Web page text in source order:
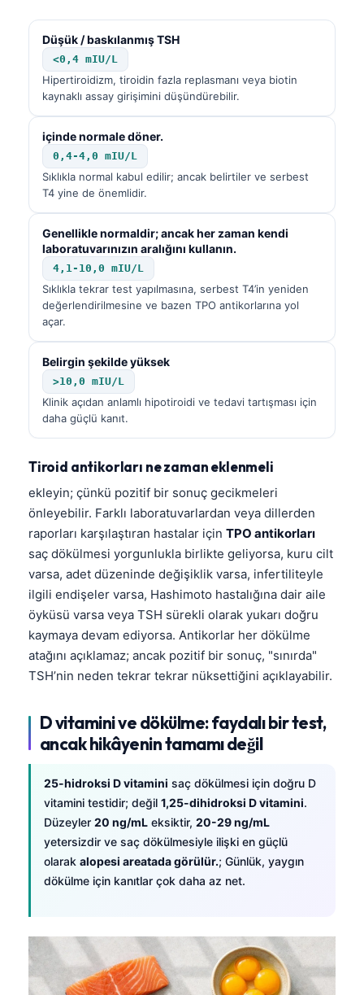
Düşük / baskılanmış TSH
<0,4 mIU/L
Hipertiroidizm, tiroidin fazla replasmanı veya biotin
kaynaklı assay girişimini düşündürebilir.
içinde normale döner.
0,4-4,0 mIU/L
Sıklıkla normal kabul edilir; ancak belirtiler ve serbest
T4 yine de önemlidir.
Genellikle normaldir; ancak her zaman kendi
laboratuvarınızın aralığını kullanın.
4,1-10,0 mIU/L
Sıklıkla tekrar test yapılmasına, serbest T4’in yeniden
değerlendirilmesine ve bazen TPO antikorlarına yol
açar.
Belirgin şekilde yüksek
>10,0 mIU/L
Klinik açıdan anlamlı hipotiroidi ve tedavi tartışması için
daha güçlü kanıt.
Tiroid antikorları ne zaman eklenmeli
ekleyin; çünkü pozitif bir sonuç gecikmeleri
önleyebilir. Farklı laboratuvarlardan veya dillerden
raporları karşılaştıran hastalar için TPO antikorları
saç dökülmesi yorgunlukla birlikte geliyorsa, kuru cilt
varsa, adet düzeninde değişiklik varsa, infertiliteyle
ilgili endişeler varsa, Hashimoto hastalığına dair aile
öyküsü varsa veya TSH sürekli olarak yukarı doğru
kaymaya devam ediyorsa. Antikorlar her dökülme
atağını açıklamaz; ancak pozitif bir sonuç, "sınırda"
TSH’nin neden tekrar tekrar nüksettiğini açıklayabilir.
D vitamini ve dökülme: faydalı bir test,
ancak hikâyenin tamamı değil
25-hidroksi D vitamini saç dökülmesi için doğru D
vitamini testidir; değil 1,25-dihidroksi D vitamini.
Düzeyler 20 ng/mL eksiktir, 20-29 ng/mL
yetersizdir ve saç dökülmesiyle ilişki en güçlü
olarak alopesi areatada görülür.; Günlük, yaygın
dökülme için kanıtlar çok daha az net.